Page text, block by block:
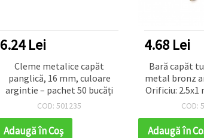
6.24 Lei
Cleme metalice capăt
panglică, 16 mm, culoare
argintie – pachet 50 bucăți
COD: 501235
Adaugă în Coş
4.68 Lei
Bară capăt
metal bronz
Orificiu: 2.5x1
pentru COD:
Adaugă în